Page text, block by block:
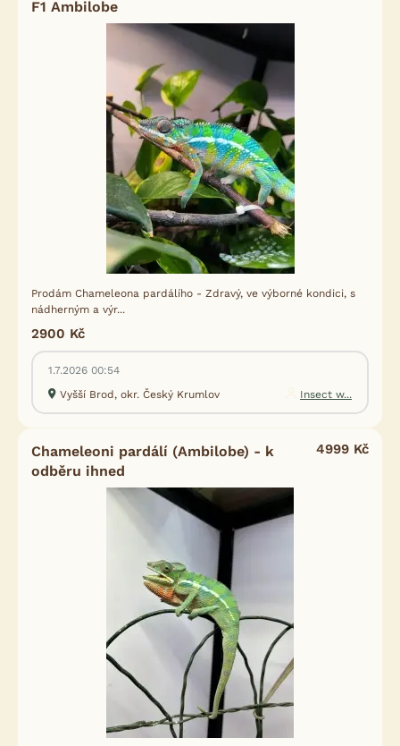
F1 Ambilobe
Prodám Chameleona pardálího - Zdravý, ve výborné kondici, s
nádherným a výr...
2900 Kč
1.7.2026 00:54
Vyšší Brod, okr. Český Krumlov
Insect w...
Chameleoni pardálí (Ambilobe) - k
odběru ihned
4999 Kč